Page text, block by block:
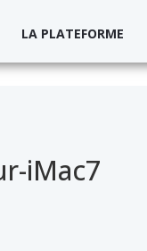
LA PLATEFORME
iMac7